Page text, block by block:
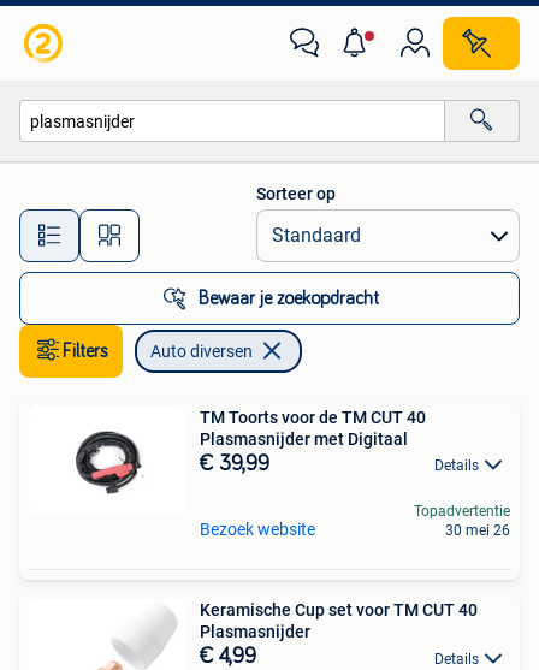
Alle afstanden…
Sorteer op
Bewaar je zoekopdracht
Filters Auto diversen
TM Toorts voor de TM CUT 40
Plasmasnijder met Digitaal
€ 39,99 Details
Bezoek website
Topadvertentie
30 mei 26
Keramische Cup set voor TM CUT 40
Plasmasnijder
€ 4,99 Details